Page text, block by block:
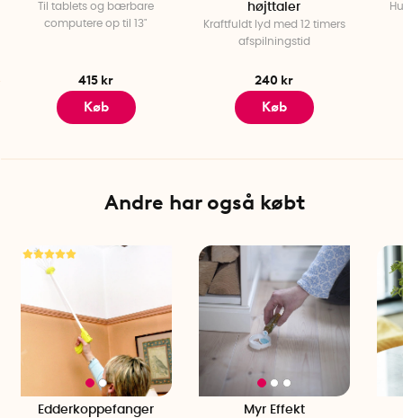
Til tablets og bærbare
computere op til 13"
415 kr
Køb
højttaler
Kraftfuldt lyd med 12 timers
afspilningstid
240 kr
Køb
Andre har også købt
Edderkoppefanger Myr Effekt